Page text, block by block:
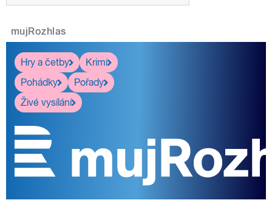
mujRozhlas
Hry a četby
Krimi
Pohádky
Pořady
Živé vysílání